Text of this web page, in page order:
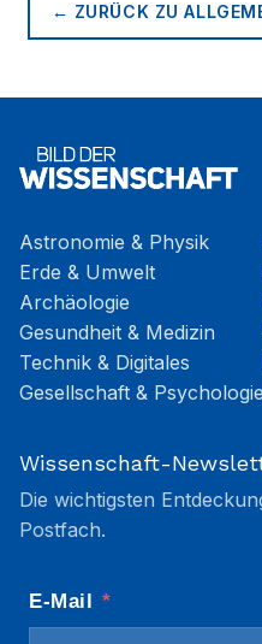
← ZURÜCK ZU
Astronomie & Physik
Erde & Umwelt
Archäologie
Gesundheit & Medizin
Technik & Digitales
Gesellschaft & Psychologie
Wissenschaft-
Die wichtigsten
Postfach.